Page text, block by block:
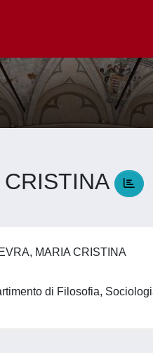
MARIA CRISTINA
di Filosofia,